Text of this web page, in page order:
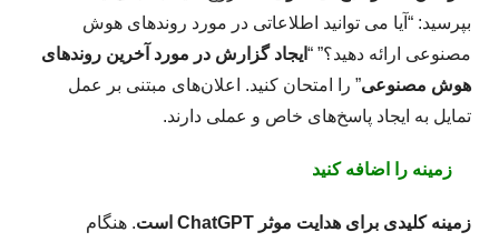
بپرسید: “آیا می توانید اطلاعاتی در مورد روندهای هوش
مصنوعی ارائه دهید؟” “ ایجاد گزارش در مورد آخرین روندهای
هوش مصنوعی” را امتحان کنید. اعلان‌های مبتنی بر عمل
تمایل به ایجاد پاسخ‌های خاص و عملی دارند.
زمینه را اضافه کنید
زمینه کلیدی برای هدایت موثر ChatGPT است
. هنگام